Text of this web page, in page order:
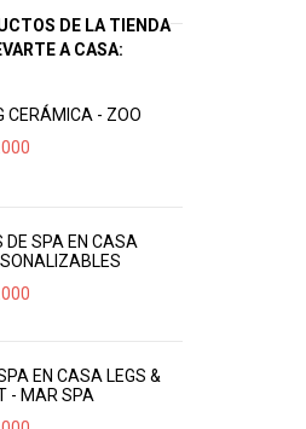
DE LA TIENDA
A CASA:
CERÁMICA - ZOO
DE SPA EN CASA
EN CASA LEGS &
- MAR SPA